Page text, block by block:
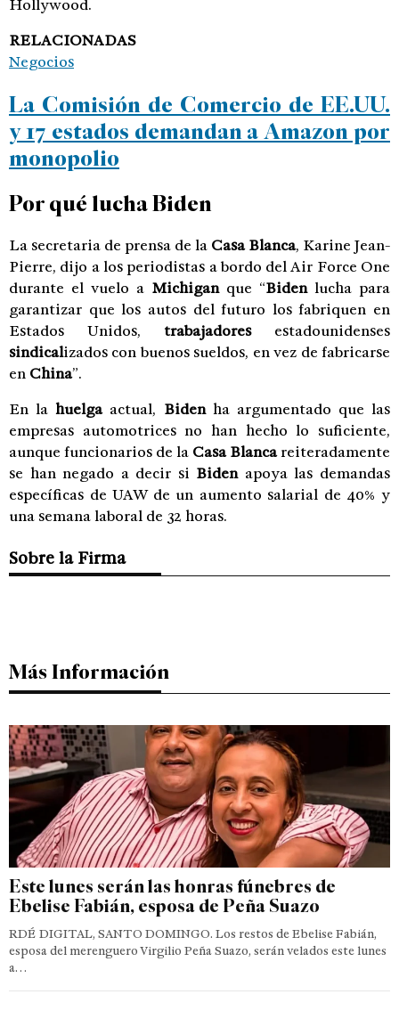
Hollywood.
RELACIONADAS
Negocios
La Comisión de Comercio de EE.UU.
y 17 estados demandan a Amazon por
monopolio
Por qué lucha Biden
La secretaria de prensa de la Casa Blanca, Karine Jean-
Pierre, dijo a los periodistas a bordo del Air Force One
durante el vuelo a Michiganque “Bidenlucha para
garantizar que los autos del futuro los fabriquen en
Estados Unidos, trabajadoresestadounidenses
sindicalizados con buenos sueldos, en vez de fabricarse
en China”.
En lahuelgaactual, Bidenha argumentado que las
empresas automotrices no han hecho lo suficiente,
aunque funcionarios de la Casa Blancareiteradamente
se han negado a decir si Bidenapoya las demandas
específicas de UAW de un aumento salarial de 40% y
una semana laboral de 32 horas.
Sobre la Firma
Más Información
Este lunes serán las honras fúnebres de
Ebelise Fabián, esposa de Peña Suazo
RDÉ DIGITAL, SANTO DOMINGO. Los restos de Ebelise Fabián,
esposa del merenguero Virgilio Peña Suazo, serán velados este lunes
a…